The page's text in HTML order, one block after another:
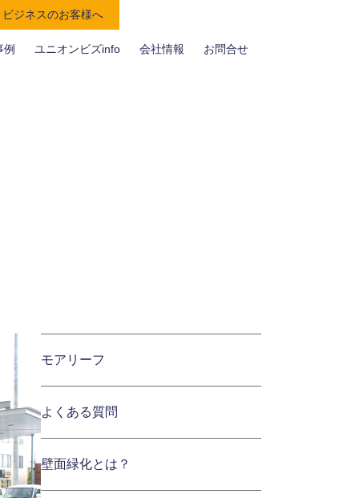
ビジネスのお客様へ
例 ユニオンビズinfo 会社情報 お問合せ
モアリーフ
よくある質問
壁面緑化とは？